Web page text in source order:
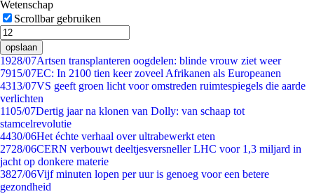
Wetenschap
Scrollbar gebruiken
opslaan
1928/07Artsen transplanteren oogdelen: blinde vrouw ziet weer
7915/07EC: In 2100 tien keer zoveel Afrikanen als Europeanen
4313/07VS geeft groen licht voor omstreden ruimtespiegels die aarde
verlichten
1105/07Dertig jaar na klonen van Dolly: van schaap tot
stamcelrevolutie
4430/06Het échte verhaal over ultrabewerkt eten
2728/06CERN verbouwt deeltjesversneller LHC voor 1,3 miljard in
jacht op donkere materie
3827/06Vijf minuten lopen per uur is genoeg voor een betere
gezondheid